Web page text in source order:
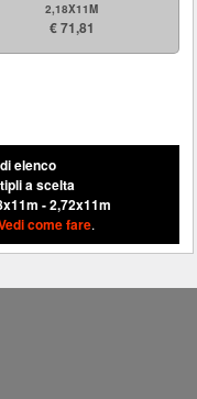
2,18X11M
€ 71,81
elenco
a scelta
- 2,72x11m
come fare.